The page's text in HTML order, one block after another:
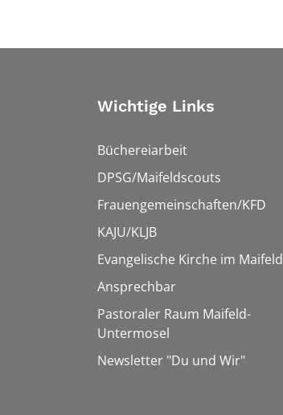
Wichtige Links
Büchereiarbeit
DPSG/Maifeldscouts
Frauengemeinschaften/KFD
KAJU/KLJB
Evangelische Kirche im Maifeld
Ansprechbar
Pastoraler Raum Maifeld-
Untermosel
Newsletter "Du und Wir"